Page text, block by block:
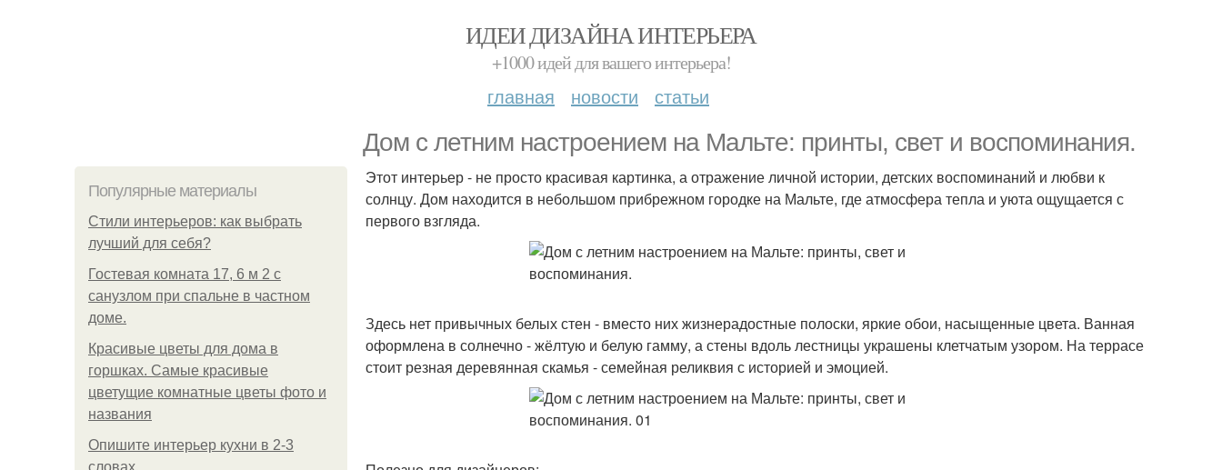
ИДЕИ ДИЗАЙНА ИНТЕРЬЕРА
+1000 идей для вашего интерьера!
главная новости статьи
Дом с летним настроением на Мальте: принты, свет и воспоминания.
Популярные материалы
Стили интерьеров: как выбрать
лучший для себя?
Гостевая комната 17, 6 м 2 с
санузлом при спальне в частном
доме.
Красивые цветы для дома в
горшках. Самые красивые
цветущие комнатные цветы фото и
названия
Опишите интерьер кухни в 2-3
словах.
Этот интерьер - не просто красивая картинка, а отражение личной истории, детских воспоминаний и любви к
солнцу. Дом находится в небольшом прибрежном городке на Мальте, где атмосфера тепла и уюта ощущается с
первого взгляда.
Здесь нет привычных белых стен - вместо них жизнерадостные полоски, яркие обои, насыщенные цвета. Ванная
оформлена в солнечно - жёлтую и белую гамму, а стены вдоль лестницы украшены клетчатым узором. На террасе
стоит резная деревянная скамья - семейная реликвия с историей и эмоцией.